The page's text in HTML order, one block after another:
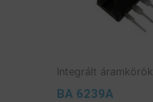
Integrált áramkörök
BA 6239A